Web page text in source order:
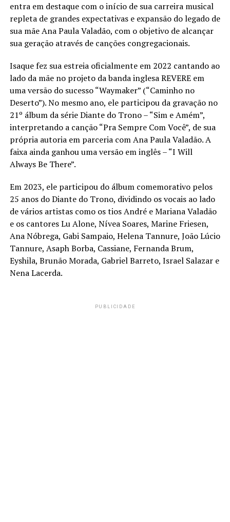
entra em destaque com o início de sua carreira musical
repleta de grandes expectativas e expansão do legado de
sua mãe Ana Paula Valadão, com o objetivo de alcançar
sua geração através de canções congregacionais.
Isaque fez sua estreia oficialmente em 2022 cantando ao
lado da mãe no projeto da banda inglesa REVERE em
uma versão do sucesso “Waymaker” (“Caminho no
Deserto”). No mesmo ano, ele participou da gravação no
21º álbum da série Diante do Trono – “Sim e Amém”,
interpretando a canção “Pra Sempre Com Você”, de sua
própria autoria em parceria com Ana Paula Valadão. A
faixa ainda ganhou uma versão em inglês – “I Will
Always Be There”.
Em 2023, ele participou do álbum comemorativo pelos
25 anos do Diante do Trono, dividindo os vocais ao lado
de vários artistas como os tios André e Mariana Valadão
e os cantores Lu Alone, Nívea Soares, Marine Friesen,
Ana Nóbrega, Gabi Sampaio, Helena Tannure, João Lúcio
Tannure, Asaph Borba, Cassiane, Fernanda Brum,
Eyshila, Brunão Morada, Gabriel Barreto, Israel Salazar e
Nena Lacerda.
PUBLICIDADE